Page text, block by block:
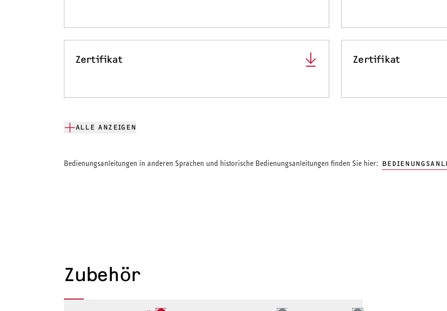
Zertifikat Zertifikat
ALLE ANZEIGEN
Bedienungsanleitungen in anderen Sprachen und historische Bedienungsanleitungen finden Sie hier:
Zubehör